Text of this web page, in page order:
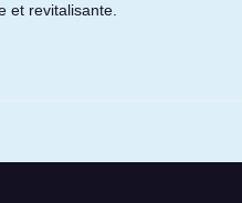
et revitalisante.